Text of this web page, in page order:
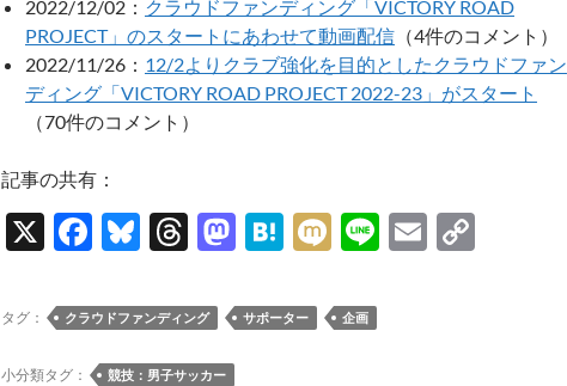
2022/12/02： クラウドファンディング「VICTORY ROAD
PROJECT」のスタートにあわせて動画配信 （4件のコメント）
2022/11/26： 12/2よりクラブ強化を目的としたクラウドファン
ディング「VICTORY ROAD PROJECT 2022-23」がスタート
（70件のコメント）
記事の共有：
X
F
e
b
Bl
es
k
T
e
a
M
to
d
H
e
n
M Li
E
タグ： クラウドファンディング サポーター 企画
小分類タグ： 競技：男子サッカー